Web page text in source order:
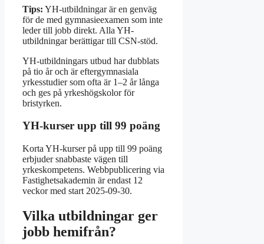
Tips: YH-utbildningar är en genväg
för de med gymnasieexamen som inte
leder till jobb direkt. Alla YH-
utbildningar berättigar till CSN-stöd.
YH-utbildningars utbud har dubblats
på tio år och är eftergymnasiala
yrkesstudier som ofta är 1–2 år långa
och ges på yrkeshögskolor för
bristyrken.
YH-kurser upp till 99 poäng
Korta YH-kurser på upp till 99 poäng
erbjuder snabbaste vägen till
yrkeskompetens. Webbpublicering via
Fastighetsakademin är endast 12
veckor med start 2025-09-30.
Vilka utbildningar ger
jobb hemifrån?